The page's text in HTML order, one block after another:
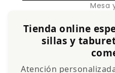
Mesa
Tienda online
sillas y
Atención